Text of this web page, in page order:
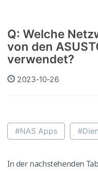
Q: Welche
von den
verwendet?
2023-10-26
#NAS Apps
In der nachstehenden